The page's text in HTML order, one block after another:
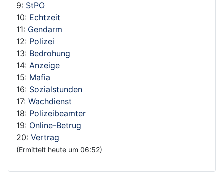
9: StPO
10: Echtzeit
11: Gendarm
12: Polizei
13: Bedrohung
14: Anzeige
15: Mafia
16: Sozialstunden
17: Wachdienst
18: Polizeibeamter
19: Online-Betrug
20: Vertrag
(Ermittelt heute um 06:52)